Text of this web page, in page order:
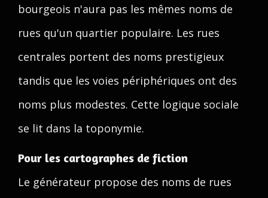
bourgeois n'aura pas les mêmes noms de
rues qu'un quartier populaire. Les rues
centrales portent des noms prestigieux
tandis que les voies périphériques ont des
noms plus modestes. Cette logique sociale
se lit dans la toponymie.
Pour les cartographes de fiction
Le générateur propose des noms de rues